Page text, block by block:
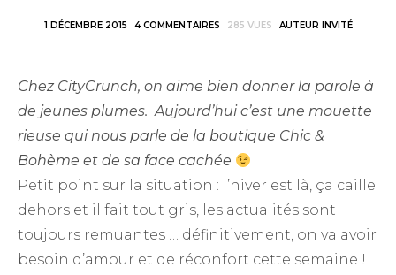
1 DÉCEMBRE 2015 4 COMMENTAIRES 285 VUES AUTEUR INVITÉ
Chez CityCrunch, on aime bien donner la parole à
de jeunes plumes. Aujourd’hui c’est une mouette
rieuse qui nous parle de la boutique Chic &
Bohème et de sa face cachée
Petit point sur la situation : l’hiver est là, ça caille
dehors et il fait tout gris, les actualités sont
toujours remuantes … définitivement, on va avoir
besoin d’amour et de réconfort cette semaine !